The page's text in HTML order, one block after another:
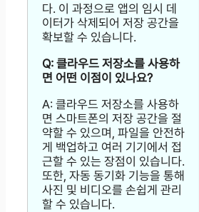
다. 이 과정으로 앱의 임시 데
이터가 삭제되어 저장 공간을
확보할 수 있습니다.
Q: 클라우드 저장소를 사용하
면 어떤 이점이 있나요?
A: 클라우드 저장소를 사용하
면 스마트폰의 저장 공간을 절
약할 수 있으며, 파일을 안전하
게 백업하고 여러 기기에서 접
근할 수 있는 장점이 있습니다.
또한, 자동 동기화 기능을 통해
사진 및 비디오를 손쉽게 관리
할 수 있습니다.